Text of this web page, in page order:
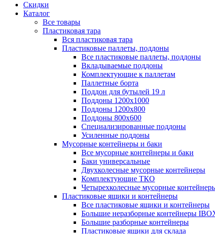
Скидки
Каталог
Все товары
Пластиковая тара
Вся пластиковая тара
Пластиковые паллеты, поддоны
Все пластиковые паллеты, поддоны
Вкладываемые поддоны
Комплектующие к паллетам
Паллетные борта
Поддон для бутылей 19 л
Поддоны 1200х1000
Поддоны 1200х800
Поддоны 800х600
Специализированные поддоны
Усиленные поддоны
Мусорные контейнеры и баки
Все мусорные контейнеры и баки
Баки универсальные
Двухколесные мусорные контейнеры
Комплектующие ТКО
Четырехколесные мусорные
Пластиковые ящики и контейнеры
Все пластиковые ящики и контейнеры
Большие неразборные контейнеры
Большие разборные контейнеры
Пластиковые ящики для склада